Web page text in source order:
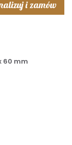
i zamów
60 mm